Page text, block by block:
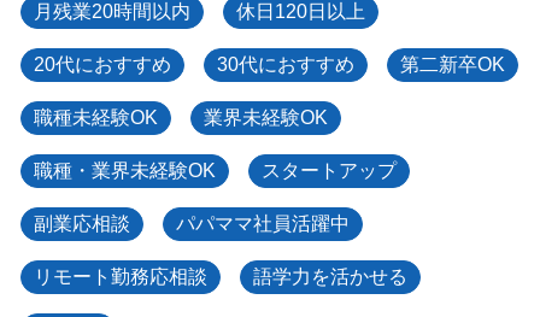
月残業20時間以内 休日120日以上
20代におすすめ 30代におすすめ 第二新卒OK
職種未経験OK 業界未経験OK
職種・業界未経験OK スタートアップ
副業応相談 パパママ社員活躍中
リモート勤務応相談 語学力を活かせる